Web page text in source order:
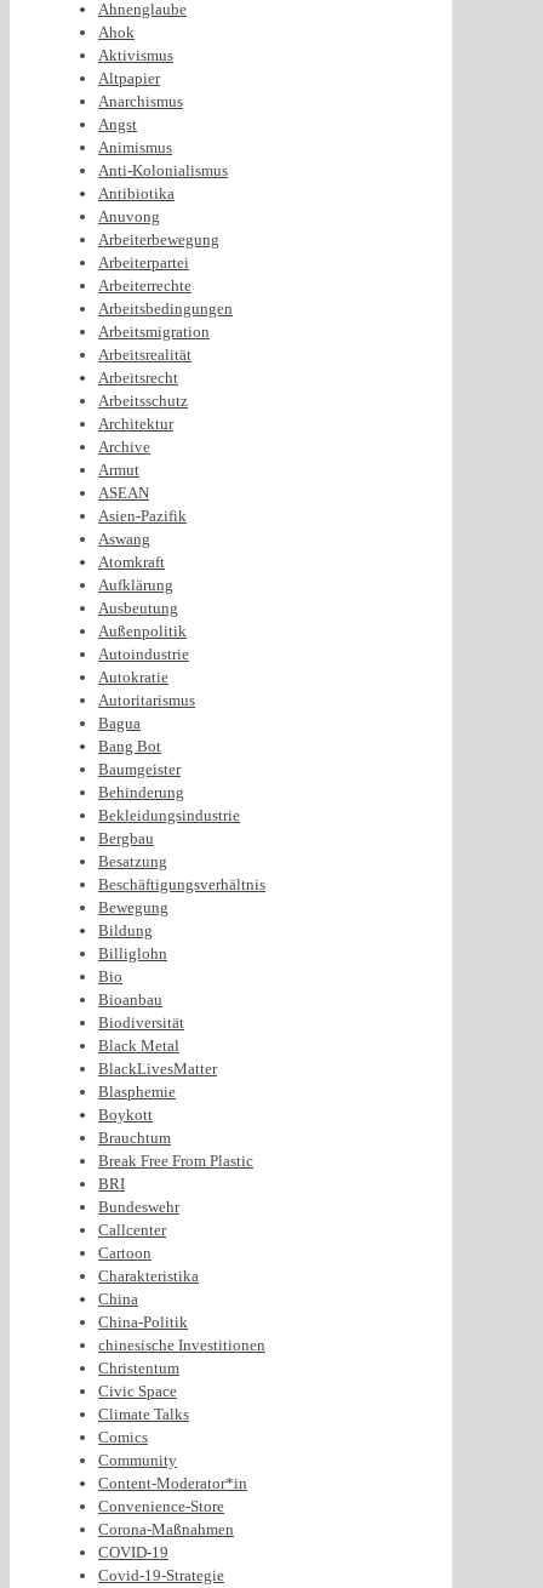
Ahnenglaube
Ahok
Aktivismus
Altpapier
Anarchismus
Angst
Animismus
Anti-Kolonialismus
Antibiotika
Anuvong
Arbeiterbewegung
Arbeiterpartei
Arbeiterrechte
Arbeitsbedingungen
Arbeitsmigration
Arbeitsrealität
Arbeitsrecht
Arbeitsschutz
Architektur
Archive
Armut
ASEAN
Asien-Pazifik
Aswang
Atomkraft
Aufklärung
Ausbeutung
Außenpolitik
Autoindustrie
Autokratie
Autoritarismus
Bagua
Bang Bot
Baumgeister
Behinderung
Bekleidungsindustrie
Bergbau
Besatzung
Beschäftigungsverhältnis
Bewegung
Bildung
Billiglohn
Bio
Bioanbau
Biodiversität
Black Metal
BlackLivesMatter
Blasphemie
Boykott
Brauchtum
Break Free From Plastic
BRI
Bundeswehr
Callcenter
Cartoon
Charakteristika
China
China-Politik
chinesische Investitionen
Christentum
Civic Space
Climate Talks
Comics
Community
Content-Moderator*in
Convenience-Store
Corona-Maßnahmen
COVID-19
Covid-19-Strategie